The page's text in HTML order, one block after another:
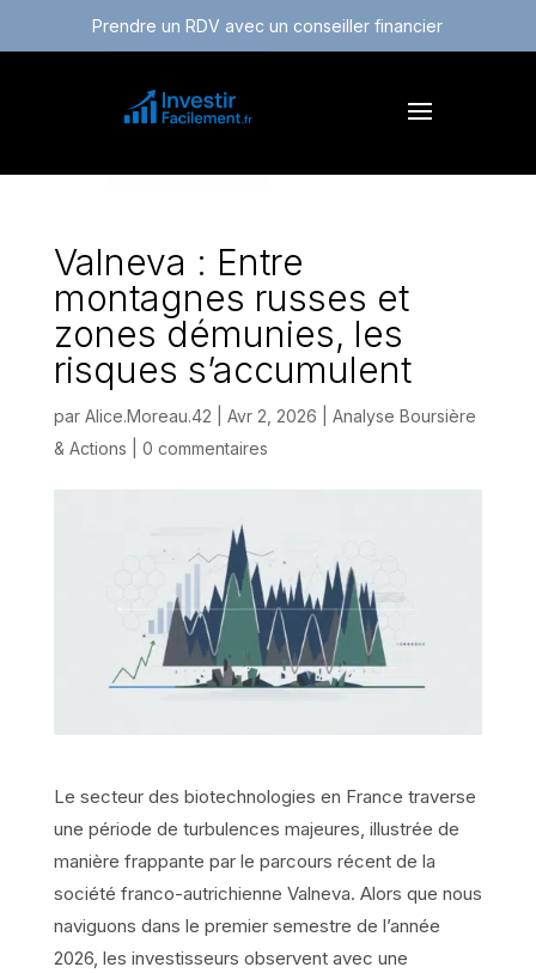
Prendre un RDV avec un conseiller financier
Valneva : Entre
montagnes russes et
zones démunies, les
risques s’accumulent
par Alice.Moreau.42 Avr 2, 2026
Analyse Boursière
& Actions
0 commentaires
Le secteur des biotechnologies en France traverse
une période de turbulences majeures, illustrée de
manière frappante par le parcours récent de la
société franco-autrichienne Valneva. Alors que nous
naviguons dans le premier semestre de l’année
2026, les investisseurs observent avec une